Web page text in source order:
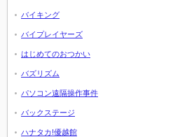
バイキング
バイプレイヤーズ
はじめてのおつかい
バズリズム
パソコン遠隔操作事件
バックステージ
ハナタカ!優越館